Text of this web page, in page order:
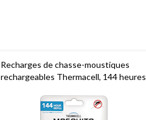
Recharges de chasse-moustiques
rechargeables Thermacell, 144 heures